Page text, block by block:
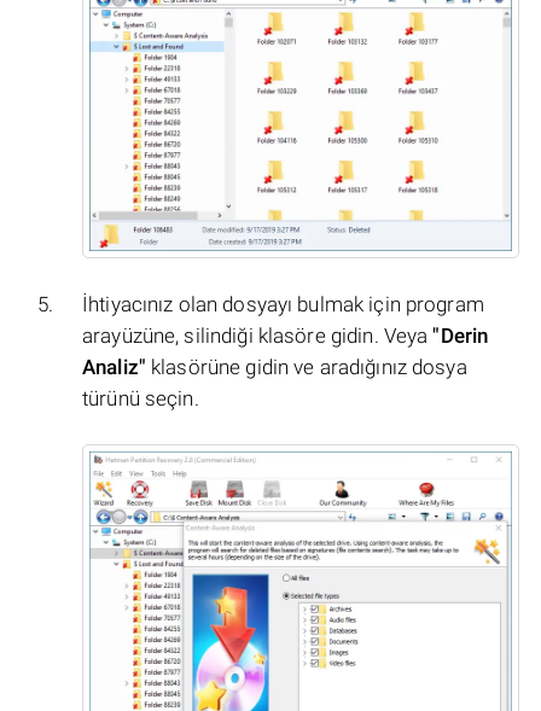
İhtiyacınız olan dosyayı bulmak için program
arayüzüne, silindiği klasöre gidin. Veya"Derin
Analiz" klasörüne gidin ve aradığınız dosya
türünü seçin.